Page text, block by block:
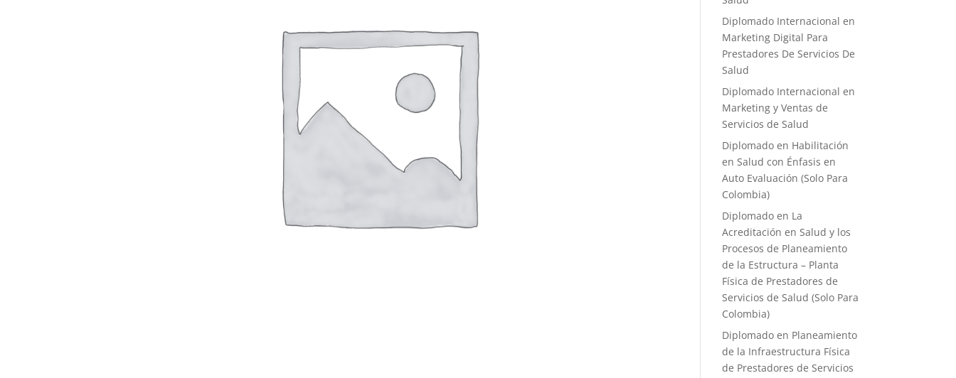
Diplomado Internacional en
Marketing Digital Para
Prestadores De Servicios De
Salud
Diplomado Internacional en
Marketing y Ventas de
Servicios de Salud
Diplomado en Habilitación
en Salud con Énfasis en
Auto Evaluación ​(Solo Para
Colombia)
Diplomado en La
Acreditación en Salud y los
Procesos de Planeamiento
de la Estructura – Planta
Física de Prestadores de
Servicios de Salud (Solo Para
Colombia)
Diplomado en Planeamiento
de la Infraestructura Física
de Prestadores de Servicios